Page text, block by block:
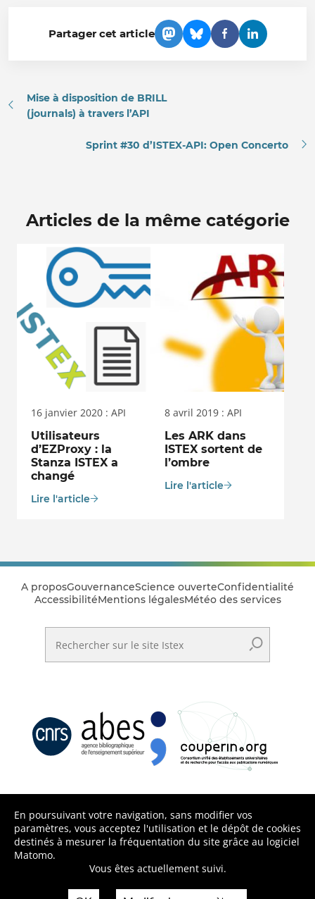
Partager cet article
Mise à disposition de BRILL
(journals) à travers l’API
Sprint #30 d’ISTEX-API: Open Concerto
Articles de la même catégorie
16 janvier 2020 : API
Utilisateurs
d’EZProxy : la
Stanza ISTEX a
changé
Lire l'article
8 avril 2019 : API
Les ARK dans
ISTEX sortent de
l’ombre
Lire l'article
A proposGouvernanceScience ouverteConfidentialité
AccessibilitéMentions légalesMétéo des services
En poursuivant votre navigation, sans modifier vos
paramètres, vous acceptez l'utilisation et le dépôt de cookies
destinés à mesurer la fréquentation du site grâce au logiciel
Matomo.
Vous êtes actuellement suivi.